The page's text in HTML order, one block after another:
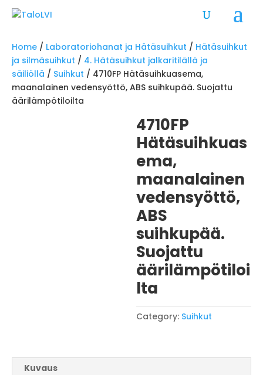
Home / Laboratoriohanat ja Hätäsuihkut / Hätäsuihkut
ja silmäsuihkut / 4. Hätäsuihkut jalkaritilällä ja
säiliöllä / Suihkut / 4710FP Hätäsuihkuasema,
maanalainen vedensyöttö, ABS suihkupää. Suojattu
äärilämpötiloilta
4710FP
Hätäsuihkuas
ema,
maanalainen
vedensyöttö,
ABS
suihkupää.
Suojattu
äärilämpötiloi
lta
Category: Suihkut
Kuvaus